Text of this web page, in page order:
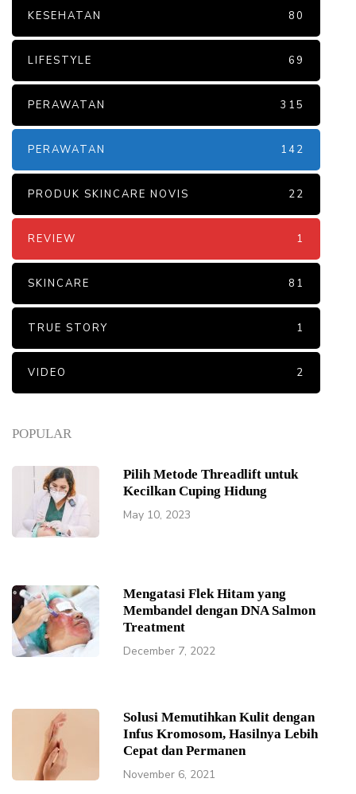
POPULAR
Pilih Metode Threadlift untuk
Kecilkan Cuping Hidung
May 10, 2023
Mengatasi Flek Hitam yang
Membandel dengan DNA Salmon
Treatment
December 7, 2022
Solusi Memutihkan Kulit dengan
Infus Kromosom, Hasilnya Lebih
Cepat dan Permanen
November 6, 2021
KESEHATAN 80
LIFESTYLE 69
PERAWATAN 315
PERAWATAN 142
PRODUK SKINCARE NOVIS 22
REVIEW 1
SKINCARE 81
TRUE STORY 1
VIDEO 2